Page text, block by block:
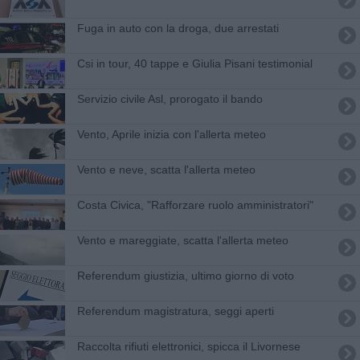
Fuga in auto con la droga, due arrestati
Csi in tour, 40 tappe e Giulia Pisani testimonial
Servizio civile Asl, prorogato il bando
Vento, Aprile inizia con l'allerta meteo
Vento e neve, scatta l'allerta meteo
Costa Civica, "Rafforzare ruolo amministratori"
Vento e mareggiate, scatta l'allerta meteo
Referendum giustizia, ultimo giorno di voto
Referendum magistratura, seggi aperti
Raccolta rifiuti elettronici, spicca il Livornese